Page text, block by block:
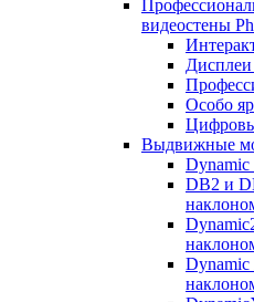
видеостены
Дисплеи
Особо
Выдвижные
DB2 и